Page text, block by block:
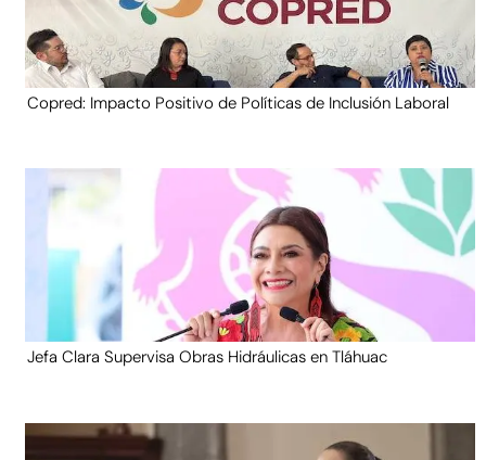
Copred: Impacto Positivo de Políticas de Inclusión Laboral
Jefa Clara Supervisa Obras Hidráulicas en Tláhuac